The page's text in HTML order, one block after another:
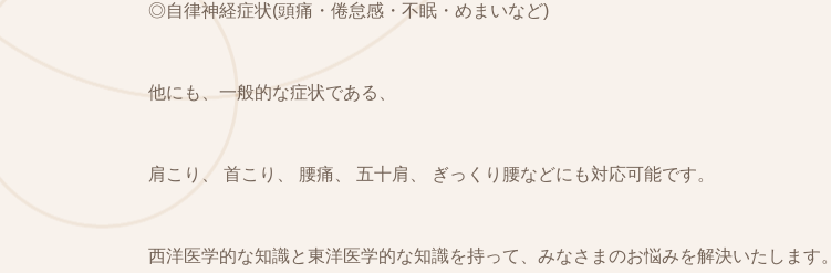
◎自律神経症状(頭痛・倦怠感・不眠・めまいなど)
他にも、一般的な症状である、
肩こり、 首こり、 腰痛、 五十肩、 ぎっくり腰などにも対応可能です。
西洋医学的な知識と東洋医学的な知識を持って、みなさまのお悩みを解決いたします。